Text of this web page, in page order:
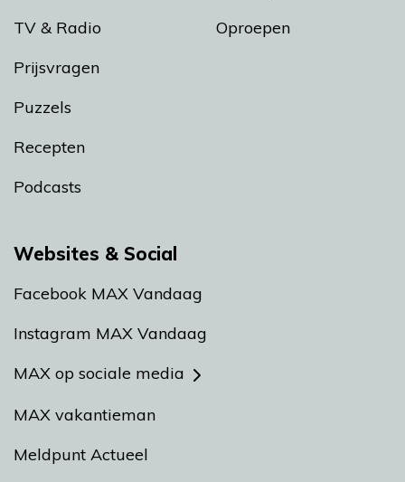
TV & Radio
Prijsvragen
Puzzels
Recepten
Podcasts
Oproepen
Websites & Social
Facebook MAX Vandaag
Instagram MAX Vandaag
MAX op sociale media
MAX vakantieman
Meldpunt Actueel